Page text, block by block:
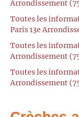
Arrondissement
Toutes les
Paris 13e
Toutes les
Arrondissement
Toutes les
Arrondissement